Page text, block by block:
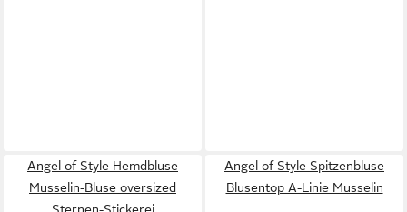
Angel of Style Hemdbluse
Musselin-Bluse oversized
Angel of Style Spitzenbluse
Blusentop A-Linie Musselin